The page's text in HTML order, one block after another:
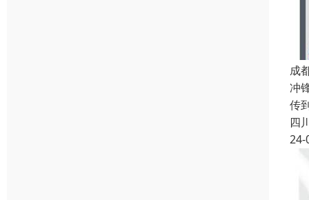
成
冲
传
四
24-